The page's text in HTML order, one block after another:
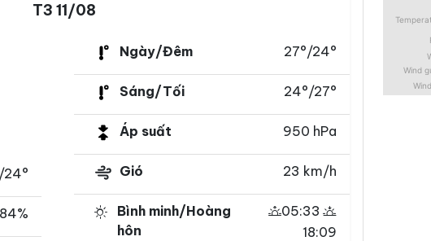
T3 11/08
24°
84%
Ngày/Đêm 27°/24°
Sáng/Tối 24°/27°
Áp suất 950 hPa
Gió 23 km/h
Bình minh/Hoàng
hôn
05:33
18:09